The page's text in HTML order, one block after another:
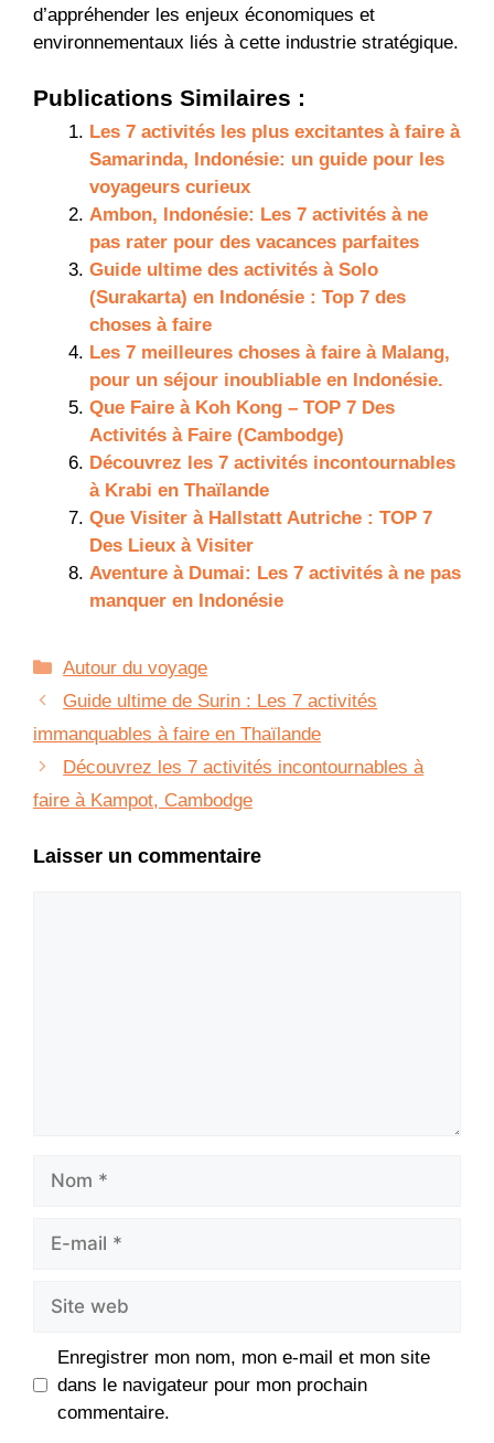
d’appréhender les enjeux économiques et
environnementaux liés à cette industrie stratégique.
Publications Similaires :
Les 7 activités les plus excitantes à faire à
Samarinda, Indonésie: un guide pour les
voyageurs curieux
Ambon, Indonésie: Les 7 activités à ne
pas rater pour des vacances parfaites
Guide ultime des activités à Solo
(Surakarta) en Indonésie : Top 7 des
choses à faire
Les 7 meilleures choses à faire à Malang,
pour un séjour inoubliable en Indonésie.
Que Faire à Koh Kong – TOP 7 Des
Activités à Faire (Cambodge)
Découvrez les 7 activités incontournables
à Krabi en Thaïlande
Que Visiter à Hallstatt Autriche : TOP 7
Des Lieux à Visiter
Aventure à Dumai: Les 7 activités à ne pas
manquer en Indonésie
Catégories
Autour du voyage
Guide ultime de Surin : Les 7 activités
immanquables à faire en Thaïlande
Découvrez les 7 activités incontournables à
faire à Kampot, Cambodge
Laisser un commentaire
Nom
Site
Enregistrer mon nom, mon e-mail et mon site
dans le navigateur pour mon prochain
commentaire.